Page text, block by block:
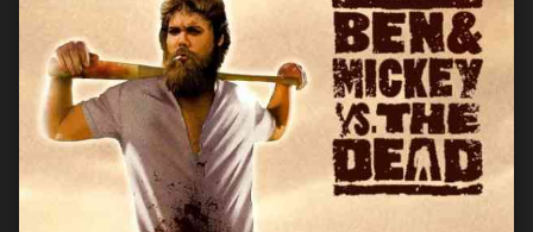
Mustang tatsächlich existiert. Und er wird das Leben von zwei jungen Mädchen für
immer verändern... Der Inhalt wird bereitgestellt von: PLAION PICTURES GmbH,
Lochhamer Str. 9, 82152 Planegg/München